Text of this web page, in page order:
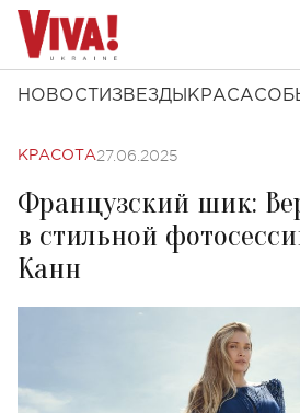
НОВОСТИ ЗВЕЗДЫ КРАСА
КРАСОТА27.06.2025
Французский шик:
в стильной
Канн